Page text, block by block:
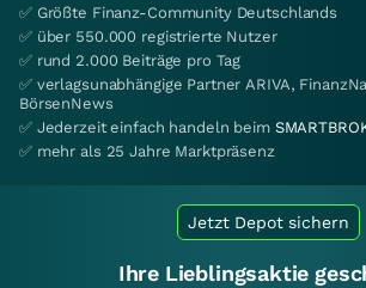
✅ Größte Finanz-Community Deutschlands
✅ über 550.000 registrierte Nutzer
✅ rund 2.000 Beiträge pro Tag
✅ verlagsunabhängige Partner ARIVA,
BörsenNews
✅ Jederzeit einfach handeln beim
✅ mehr als 25 Jahre Marktpräsenz
Jetzt Depot sichern
Ihre Lieblingsaktie